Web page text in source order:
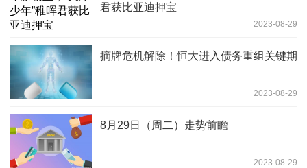
君获比亚迪押宝
2023-08-29
摘牌危机解除！恒大进入债务重组关键期
2023-08-29
8月29日（周二）走势前瞻
2023-08-29